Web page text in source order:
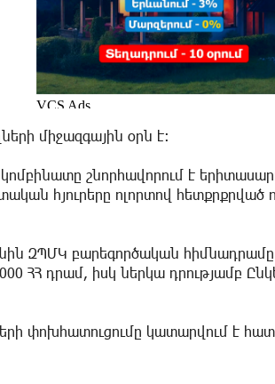
միջազգային օրն է:
շնորհավորում է
հյուրերը ոլորտով հետքրքրված
ԶՊՄԿ բարեգործական
ՀՀ դրամ, իսկ ներկա դրությամբ
փոխհատուցումը կատարվում է